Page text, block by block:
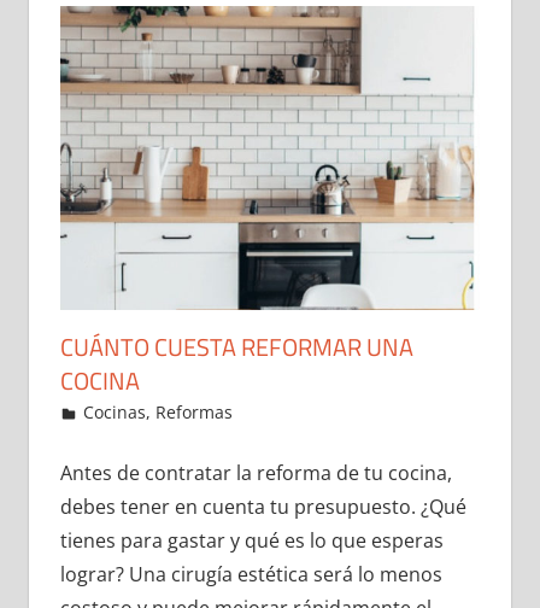
CUÁNTO CUESTA REFORMAR UNA
COCINA
30 de December de 2021
ideas2021
Cocinas, Reformas
Antes de contratar la reforma de tu cocina,
debes tener en cuenta tu presupuesto. ¿Qué
tienes para gastar y qué es lo que esperas
lograr? Una cirugía estética será lo menos